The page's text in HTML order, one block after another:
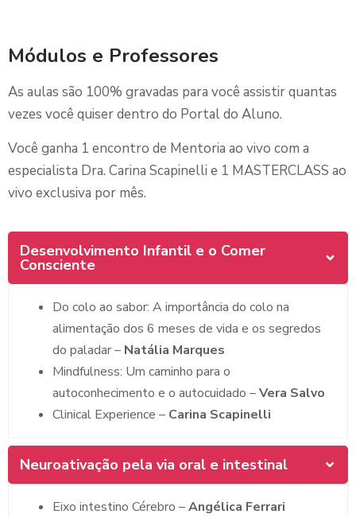
Módulos e Professores
As aulas são 100% gravadas para você assistir quantas
vezes você quiser dentro do Portal do Aluno.
Você ganha 1 encontro de Mentoria ao vivo com a
especialista Dra. Carina Scapinelli e 1 MASTERCLASS ao
vivo exclusiva por mês.
Desenvolvimento Infantil e o Comer
Consciente
Do colo ao sabor: A importância do colo na
alimentação dos 6 meses de vida e os segredos
do paladar – Natália Marques
Mindfulness: Um caminho para o
autoconhecimento e o autocuidado –Vera Salvo
Clinical Experience – Carina Scapinelli
Neuroativação pela via oral e intestinal
Eixo intestino Cérebro –Angélica Ferrari